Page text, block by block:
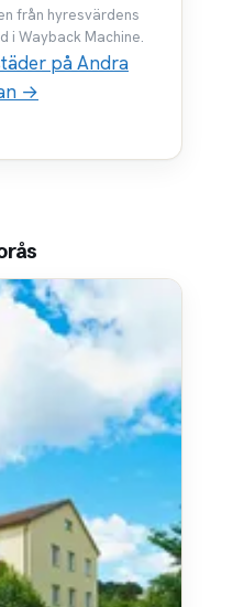
från hyresvärdens
i Wayback Machine.
på Andra
→